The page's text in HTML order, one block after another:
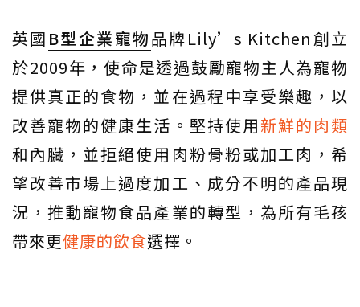
英國 B型企業寵物品牌Lily’s Kitchen創立
於2009年，使命是透過鼓勵寵物主人為寵物
提供真正的食物，並在過程中享受樂趣，以
改善寵物的健康生活。堅持使用新鮮的肉類
和內臟，並拒絕使用肉粉骨粉或加工肉，希
望改善市場上過度加工、成分不明的產品現
況，推動寵物食品產業的轉型，為所有毛孩
帶來更健康的飲食選擇。